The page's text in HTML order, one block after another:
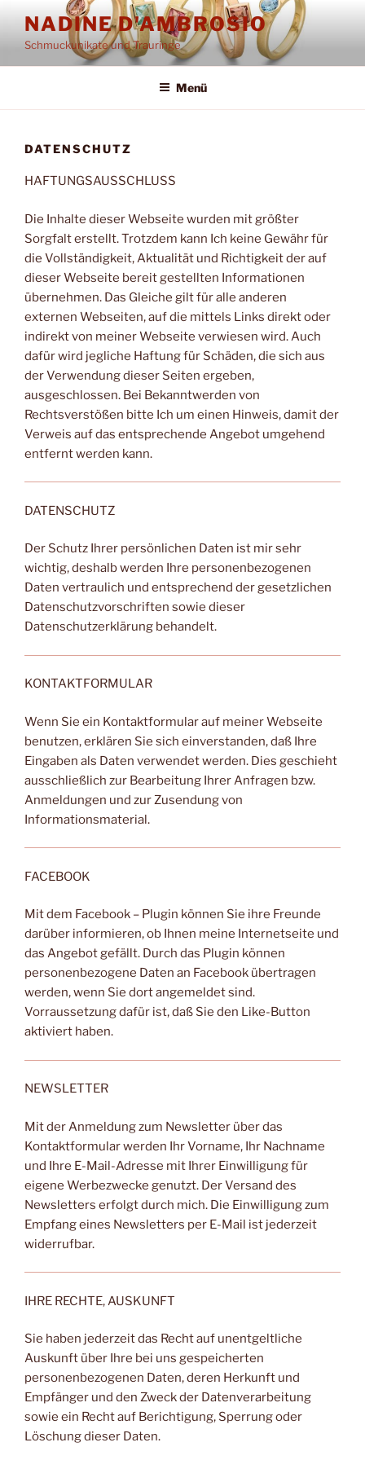
Inhalt
springen
NADINE D'AMBROSIO
Schmuckunikate und Trauringe
Menü
DATENSCHUTZ
HAFTUNGSAUSSCHLUSS
Die Inhalte dieser Webseite wurden mit größter
Sorgfalt erstellt. Trotzdem kann Ich keine Gewähr für
die Vollständigkeit, Aktualität und Richtigkeit der auf
dieser Webseite bereit gestellten Informationen
übernehmen. Das Gleiche gilt für alle anderen
externen Webseiten, auf die mittels Links direkt oder
indirekt von meiner Webseite verwiesen wird. Auch
dafür wird jegliche Haftung für Schäden, die sich aus
der Verwendung dieser Seiten ergeben,
ausgeschlossen. Bei Bekanntwerden von
Rechtsverstößen bitte Ich um einen Hinweis, damit der
Verweis auf das entsprechende Angebot umgehend
entfernt werden kann.
DATENSCHUTZ
Der Schutz Ihrer persönlichen Daten ist mir sehr
wichtig, deshalb werden Ihre personenbezogenen
Daten vertraulich und entsprechend der gesetzlichen
Datenschutzvorschriften sowie dieser
Datenschutzerklärung behandelt.
KONTAKTFORMULAR
Wenn Sie ein Kontaktformular auf meiner Webseite
benutzen, erklären Sie sich einverstanden, daß Ihre
Eingaben als Daten verwendet werden. Dies geschieht
ausschließlich zur Bearbeitung Ihrer Anfragen bzw.
Anmeldungen und zur Zusendung von
Informationsmaterial.
FACEBOOK
Mit dem Facebook – Plugin können Sie ihre Freunde
darüber informieren, ob Ihnen meine Internetseite und
das Angebot gefällt. Durch das Plugin können
personenbezogene Daten an Facebook übertragen
werden, wenn Sie dort angemeldet sind.
Vorraussetzung dafür ist, daß Sie den Like-Button
aktiviert haben.
NEWSLETTER
Mit der Anmeldung zum Newsletter über das
Kontaktformular werden Ihr Vorname, Ihr Nachname
und Ihre E-Mail-Adresse mit Ihrer Einwilligung für
eigene Werbezwecke genutzt. Der Versand des
Newsletters erfolgt durch mich. Die Einwilligung zum
Empfang eines Newsletters per E-Mail ist jederzeit
widerrufbar.
IHRE RECHTE, AUSKUNFT
Sie haben jederzeit das Recht auf unentgeltliche
Auskunft über Ihre bei uns gespeicherten
personenbezogenen Daten, deren Herkunft und
Empfänger und den Zweck der Datenverarbeitung
sowie ein Recht auf Berichtigung, Sperrung oder
Löschung dieser Daten.